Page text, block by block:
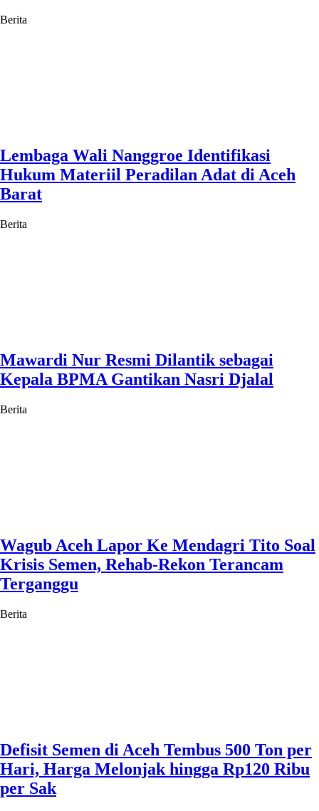
Berita
Lembaga Wali Nanggroe Identifikasi
Hukum Materiil Peradilan Adat di Aceh
Barat
Berita
Mawardi Nur Resmi Dilantik sebagai
Kepala BPMA Gantikan Nasri Djalal
Berita
Wagub Aceh Lapor Ke Mendagri Tito Soal
Krisis Semen, Rehab-Rekon Terancam
Terganggu
Berita
Defisit Semen di Aceh Tembus 500 Ton per
Hari, Harga Melonjak hingga Rp120 Ribu
per Sak